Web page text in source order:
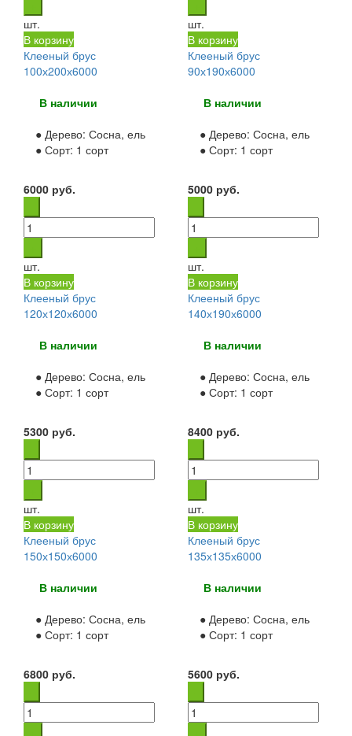
Прима
А(17)
АВ(4)
1 сорт(82)
Камерная сушка
шт.
В корзину
шт.
В корзину
Клееный брус
100х200х6000
В наличии
● Дерево: Сосна, ель
● Сорт: 1 сорт
6000 руб.
шт.
В корзину
Клееный брус
90х190х6000
В наличии
● Дерево: Сосна, ель
● Сорт: 1 сорт
5000 руб.
шт.
В корзину
Клееный брус
120х120х6000
В наличии
● Дерево: Сосна, ель
● Сорт: 1 сорт
5300 руб.
шт.
В корзину
Клееный брус
140х190х6000
В наличии
● Дерево: Сосна, ель
● Сорт: 1 сорт
8400 руб.
шт.
В корзину
Клееный брус
150х150х6000
В наличии
● Дерево: Сосна, ель
● Сорт: 1 сорт
6800 руб.
Клееный брус
135х135х6000
В наличии
● Дерево: Сосна, ель
● Сорт: 1 сорт
5600 руб.